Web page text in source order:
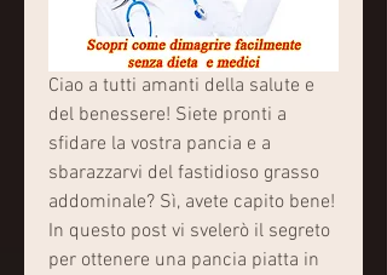
Ciao a tutti amanti della salute e
del benessere! Siete pronti a
sfidare la vostra pancia e a
sbarazzarvi del fastidioso grasso
addominale? Sì, avete capito bene!
In questo post vi svelerò il segreto
per ottenere una pancia piatta in